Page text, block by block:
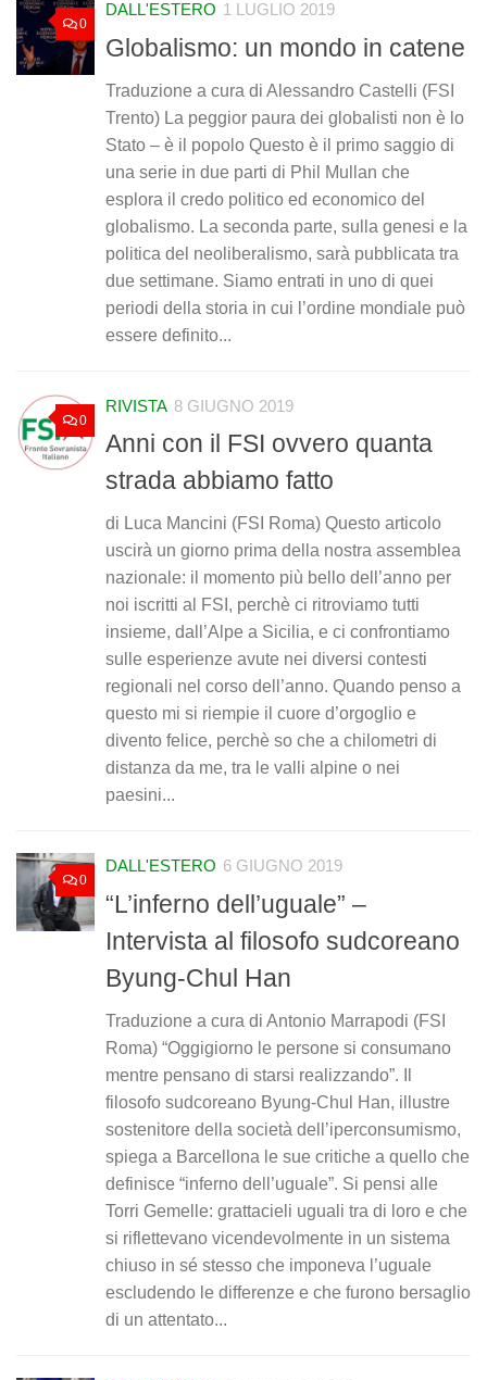
0
DALL'ESTERO 1 LUGLIO 2019
Globalismo: un mondo in catene
Traduzione a cura di Alessandro Castelli (FSI
Trento) La peggior paura dei globalisti non è lo
Stato – è il popolo Questo è il primo saggio di
una serie in due parti di Phil Mullan che
esplora il credo politico ed economico del
globalismo. La seconda parte, sulla genesi e la
politica del neoliberalismo, sarà pubblicata tra
due settimane. Siamo entrati in uno di quei
periodi della storia in cui l’ordine mondiale può
essere definito...
0
RIVISTA 8 GIUGNO 2019
Anni con il FSI ovvero quanta
strada abbiamo fatto
di Luca Mancini (FSI Roma) Questo articolo
uscirà un giorno prima della nostra assemblea
nazionale: il momento più bello dell’anno per
noi iscritti al FSI, perchè ci ritroviamo tutti
insieme, dall’Alpe a Sicilia, e ci confrontiamo
sulle esperienze avute nei diversi contesti
regionali nel corso dell’anno. Quando penso a
questo mi si riempie il cuore d’orgoglio e
divento felice, perchè so che a chilometri di
distanza da me, tra le valli alpine o nei
paesini...
0
DALL'ESTERO 6 GIUGNO 2019
“L’inferno dell’uguale” –
Intervista al filosofo sudcoreano
Byung-Chul Han
Traduzione a cura di Antonio Marrapodi (FSI
Roma) “Oggigiorno le persone si consumano
mentre pensano di starsi realizzando”. Il
filosofo sudcoreano Byung-Chul Han, illustre
sostenitore della società dell’iperconsumismo,
spiega a Barcellona le sue critiche a quello che
definisce “inferno dell’uguale”. Si pensi alle
Torri Gemelle: grattacieli uguali tra di loro e che
si riflettevano vicendevolmente in un sistema
chiuso in sé stesso che imponeva l’uguale
escludendo le differenze e che furono bersaglio
di un attentato...